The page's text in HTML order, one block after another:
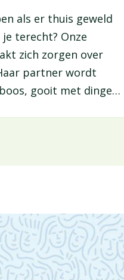
als er thuis geweld
je terecht? Onze
zich zorgen over
partner wordt
gooit met dingen,